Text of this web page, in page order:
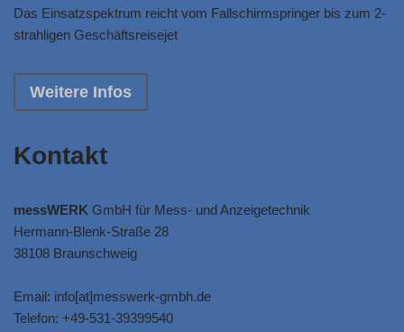
Das Einsatzspektrum reicht vom Fallschirmspringer bis zum 2-
strahligen Geschäftsreisejet
Weitere Infos
Kontakt
messWERK GmbH für Mess- und Anzeigetechnik
Hermann-Blenk-Straße 28
38108 Braunschweig
Email: info[at]messwerk-gmbh.de
Telefon: +49-531-39399540